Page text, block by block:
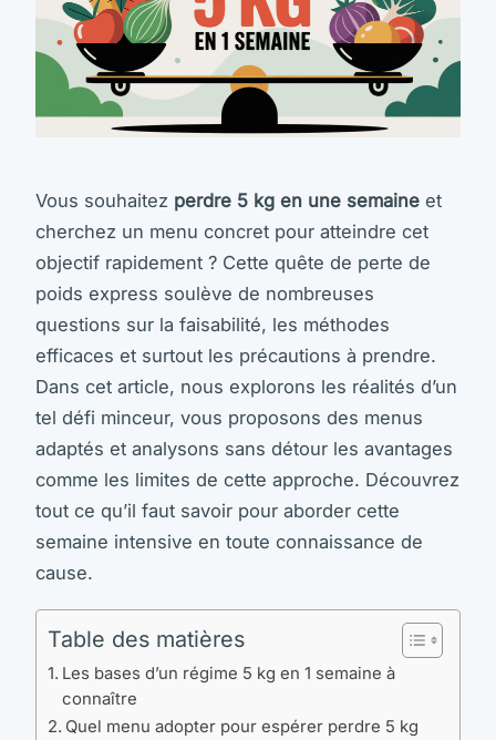
Vous souhaitez perdre 5 kg en une semaine et
cherchez un menu concret pour atteindre cet
objectif rapidement ? Cette quête de perte de
poids express soulève de nombreuses
questions sur la faisabilité, les méthodes
efficaces et surtout les précautions à prendre.
Dans cet article, nous explorons les réalités d’un
tel défi minceur, vous proposons des menus
adaptés et analysons sans détour les avantages
comme les limites de cette approche. Découvrez
tout ce qu’il faut savoir pour aborder cette
semaine intensive en toute connaissance de
cause.
Table des matières
Les bases d’un régime 5 kg en 1 semaine à
connaître
Quel menu adopter pour espérer perdre 5 kg